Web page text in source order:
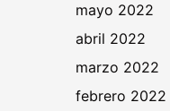
mayo 2022
abril 2022
marzo 2022
febrero 2022